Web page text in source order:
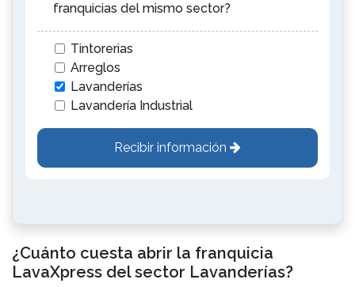
franquicias del mismo sector?
Tintorerias
Arreglos
Lavanderías
Lavandería Industrial
Recibir información
¿Cuánto cuesta abrir la franquicia
LavaXpress del sector Lavanderías?